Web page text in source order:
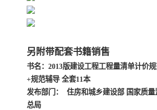
另附带配套书籍销售
书名：2013版建设工程工程量清单计价
+规范辅导 全套11本
发布部门： 住房和城乡建设部 国家质量
总局